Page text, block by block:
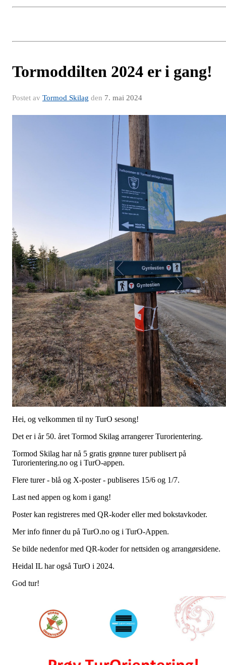
Tormoddilten 2024 er i gang!
Postet av Tormod Skilag den 7. mai 2024
Hei, og velkommen til ny TurO sesong!
Det er i år 50. året Tormod Skilag arrangerer Turorientering.
Tormod Skilag har nå 5 gratis grønne turer publisert på
Turorientering.no og i TurO-appen.
Flere turer - blå og X-poster - publiseres 15/6 og 1/7.
Last ned appen og kom i gang!
Poster kan registreres med QR-koder eller med bokstavkoder.
Mer info finner du på TurO.no og i TurO-Appen.
Se bilde nedenfor med QR-koder for nettsiden og arrangørsidene.
Heidal IL har også TurO i 2024.
God tur!